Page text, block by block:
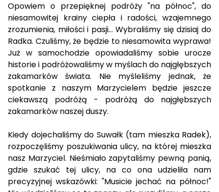
Opowiem o przepięknej podróży "na północ", do
niesamowitej krainy ciepła i radości, wzajemnego
zrozumienia, miłości i pasji... Wybraliśmy się dzisiaj do
Radka. Czuliśmy, że będzie to niesamowita wyprawa!
Już w samochodzie opowiadaliśmy sobie urocze
historie i podróżowaliśmy w myślach do najgłębszych
zakamarków świata. Nie myśleliśmy jednak, że
spotkanie z naszym Marzycielem będzie jeszcze
ciekawszą podróżą - podróżą do najgłębszych
zakamarków naszej duszy.
Kiedy dojechaliśmy do Suwałk (tam mieszka Radek),
rozpoczęliśmy poszukiwania ulicy, na której mieszka
nasz Marzyciel. Nieśmiało zapytaliśmy pewną panią,
gdzie szukać tej ulicy, na co ona udzieliła nam
precyzyjnej wskazówki: "Musicie jechać na północ!"